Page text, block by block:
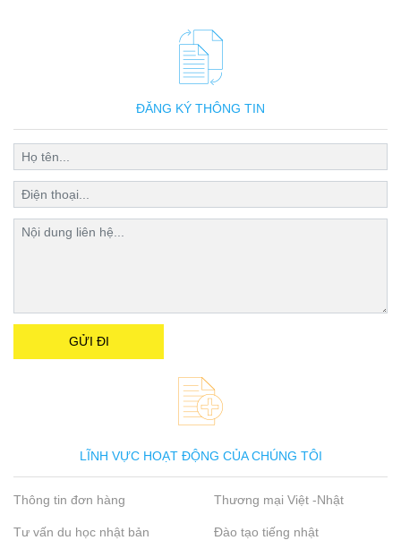
ĐĂNG KÝ THÔNG TIN
LĨNH VỰC HOẠT ĐỘNG CỦA CHÚNG TÔI
Thông tin đơn hàng Thương mại Việt -Nhật
Tư vấn du học nhật bản Đào tạo tiếng nhật